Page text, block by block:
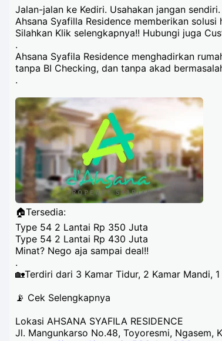
Jalan-jalan ke Kediri. Usahakan jangan
Ahsana Syafilla Residence memberikan
Silahkan Klik selengkapnya!! Hubungi juga
.
Ahsana Syafila Residence menghadirkan
tanpa BI Checking, dan tanpa akad
.
🏠Tersedia:
Type 54 2 Lantai Rp 350 Juta
Type 54 2 Lantai Rp 430 Juta
Minat? Nego aja sampai deal!!
.
🏡Terdiri dari 3 Kamar Tidur, 2 Kamar Mandi,
📡 Cek Selengkapnya
Lokasi AHSANA SYAFILA RESIDENCE
Jl. Mangunkarso No.48, Toyoresmi, Ngasem,